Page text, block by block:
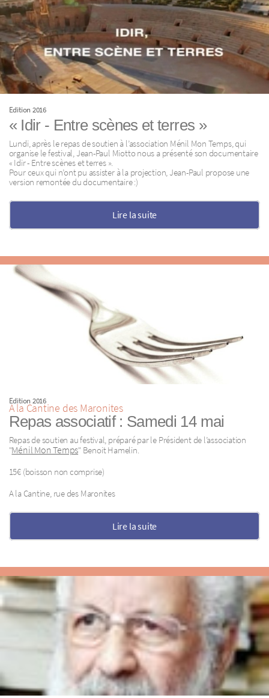
Edition 2016
« Idir - Entre scènes et terres »
Lundi, après le repas de soutien à l’association Ménil Mon Temps, qui
organise le festival, Jean-Paul Miotto nous a présenté son documentaire
« Idir - Entre scènes et terres ».
Pour ceux qui n’ont pu assister à la projection, Jean-Paul propose une
version remontée du documentaire :)
Lire la suite
Edition 2016
A la Cantine des Maronites
Repas associatif : Samedi 14 mai
Repas de soutien au festival, préparé par le Président de l’association
"Ménil Mon Temps" Benoit Hamelin.
15€ (boisson non comprise)
A la Cantine, rue des Maronites
Lire la suite